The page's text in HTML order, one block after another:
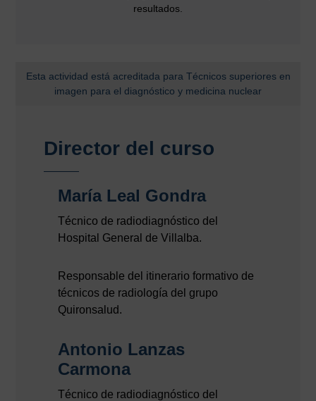
resultados.
Esta actividad está acreditada para Técnicos superiores en
imagen para el diagnóstico y medicina nuclear
Director del curso
María Leal Gondra
Técnico de radiodiagnóstico del
Hospital General de Villalba.
Responsable del itinerario formativo de
técnicos de radiología del grupo
Quironsalud.
Antonio Lanzas
Carmona
Técnico de radiodiagnóstico del